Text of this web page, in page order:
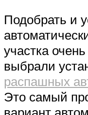
Подобрать и
участка
выбрали
распашных
Это самый